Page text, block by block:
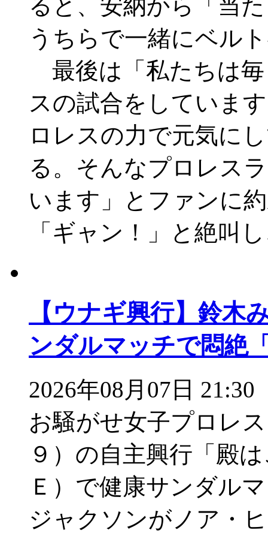
ると、安納から「当
うちらで一緒にベル
最後は「私たちは
スの試合をしていま
ロレスの力で元気に
る。そんなプロレス
います」とファンに
「ギャン！」と絶叫
【ウナギ興行】鈴木
ンダルマッチで悶絶
2026年08月07日 21:30
お騒がせ女子プロレ
９）の自主興行「殿
Ｅ）で健康サンダル
ジャクソンがノア・